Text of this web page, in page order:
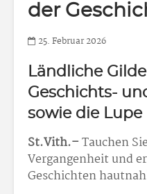
der
25. Februar 2026
Ländliche
Geschichts-
sowie die Lupe
St.Vith.–Tauchen
Vergangenheit und
Geschichten